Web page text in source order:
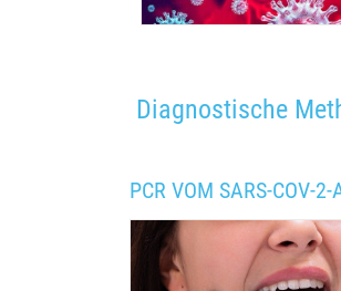
Diagnostische
PCR VOM SARS-COV-2-